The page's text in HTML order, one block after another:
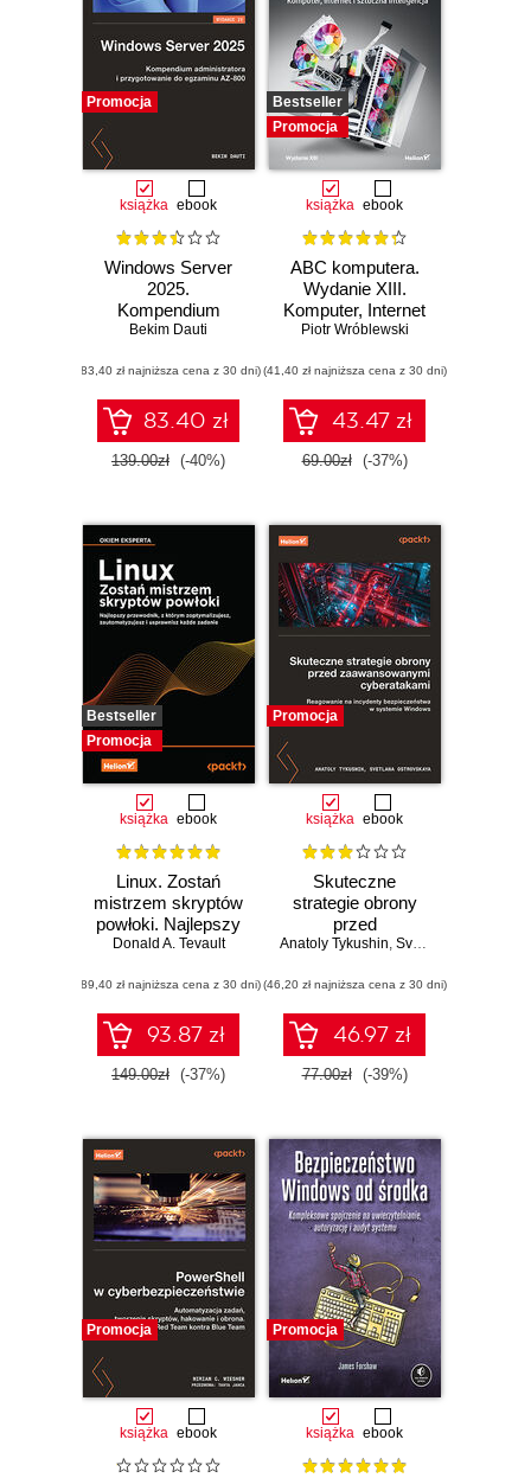
Promocja
książka ebook
Windows Server
2025.
Kompendium
administratora i
egzaminu AZ-800.
Wydanie IV
Bekim Dauti
(83,40 zł najniższa cena z 30 dni)
83.40 zł
139.00zł (-40%)
Bestseller
Promocja
książka ebook
ABC komputera.
Wydanie XIII.
Komputer, Internet
i sztuczna
Piotr Wróblewski
(41,40 zł najniższa cena z 30 dni)
43.47 zł
69.00zł (-37%)
Bestseller
Promocja
książka ebook
Linux. Zostań
mistrzem skryptów
powłoki. Najlepszy
przewodnik, z
zoptymalizujesz,
zautomatyzujesz i
usprawnisz każde
zadanie
Donald A. Tevault
(89,40 zł najniższa cena z 30 dni)
93.87 zł
149.00zł (-37%)
Promocja
książka ebook
Skuteczne
strategie obrony
przed
zaawansowanymi
Reagowanie na
incydenty
bezpieczeństwa w
systemie Windows
Anatoly Tykushin, Svetlana Ostrovskaya
(46,20 zł najniższa cena z 30 dni)
46.97 zł
77.00zł (-39%)
Promocja
książka ebook
Promocja
książka ebook